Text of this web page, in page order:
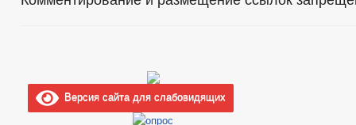
Версия сайта для слабовидящих